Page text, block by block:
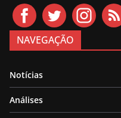
NAVEGAÇÃO
Notícias
Análises